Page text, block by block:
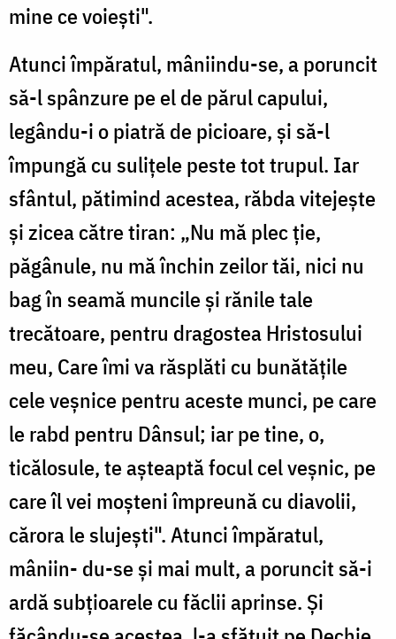
mine ce voiești".
Atunci împăratul, mâniindu-se, a poruncit
să-l spânzure pe el de părul capului,
legându-i o piatră de picioare, și să-l
împungă cu sulițele peste tot trupul. Iar
sfântul, pătimind acestea, răbda vitejește
și zicea către tiran: „Nu mă plec ție,
păgânule, nu mă închin zeilor tăi, nici nu
bag în seamă muncile și rănile tale
trecătoare, pentru dragostea Hristosului
meu, Care îmi va răsplăti cu bunătățile
cele veșnice pentru aceste munci, pe care
le rabd pentru Dânsul; iar pe tine, o,
ticălosule, te așteaptă focul cel veșnic, pe
care îl vei moșteni împreună cu diavolii,
cărora le slujești". Atunci împăratul,
mâniin- du-se și mai mult, a poruncit să-i
ardă subțioarele cu făclii aprinse. Și